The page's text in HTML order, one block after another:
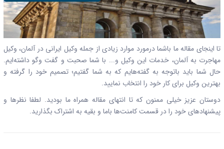
تا اینجای مقاله ما باشما درمورد موارد زیادی از جمله وکیل ایرانی در آلمان، وکیل
مهاجرت به آلمان، خدمات این وکیل و... با شما صحبت و گفت وگو داشته‌ایم.
حال شما باید باتوجه به گفته‌هایم که به شما گفتیم؛ تصمیم خود را گرفته و
بهترین وکیل برای کار خود را انتخاب نمایید.
دوستان عزیز خیلی ممنون که تا انتهای مقاله همراه ما بودید. لطفا نظرها و
پیشنهادهای خود را در قسمت کامنت‌ها باما و بقیه به اشتراک بگذارید.